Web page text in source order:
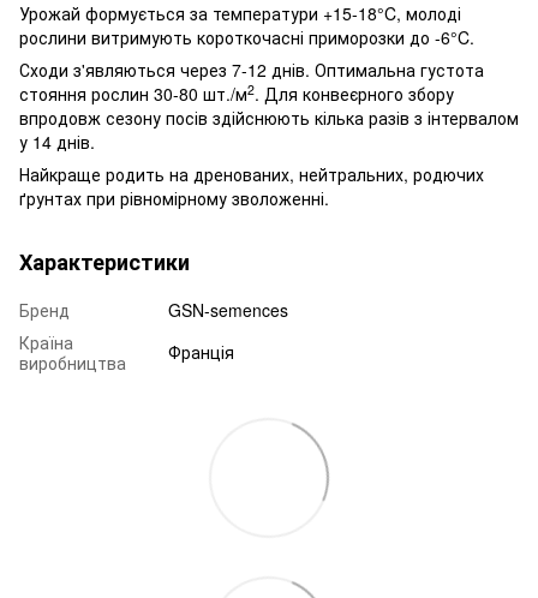
Урожай формується за температури +15-18°C, молоді
рослини витримують короткочасні приморозки до -6°C.
Сходи з'являються через 7-12 днів. Оптимальна густота
стояння рослин 30-80 шт./м2. Для конвеєрного збору
впродовж сезону посів здійснюють кілька разів з інтервалом
у 14 днів.
Найкраще родить на дренованих, нейтральних, родючих
ґрунтах при рівномірному зволоженні.
Характеристики
Бренд
GSN-semences
Країна
виробництва
Франція